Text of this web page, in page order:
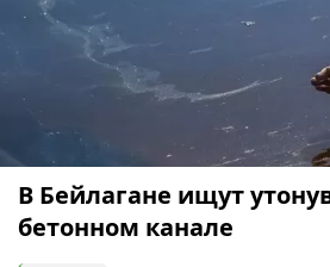
В Бейлагане ищут
бетонном канале